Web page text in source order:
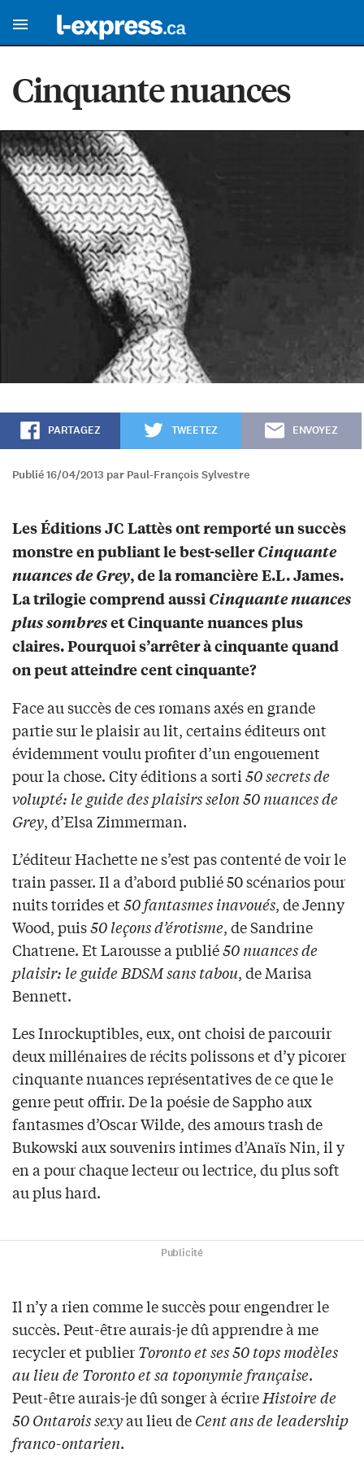
Cinquante nuances
PARTAGEZ TWEETEZ ENVOYEZ
Publié 16/04/2013 par Paul-François Sylvestre
Les Éditions JC Lattès ont remporté un succès
monstre en publiant le best-sellerCinquante
nuances de Grey, de la romancière E.L. James.
La trilogie comprend aussi Cinquante nuances
plus sombreset Cinquante nuances plus
claires. Pourquoi s’arrêter à cinquante quand
on peut atteindre cent cinquante?
Face au succès de ces romans axés en grande
partie sur le plaisir au lit, certains éditeurs ont
évidemment voulu profiter d’un engouement
pour la chose. City éditions a sorti50 secrets de
volupté: le guide des plaisirs selon 50 nuances de
Grey, d’Elsa Zimmerman.
L’éditeur Hachette ne s’est pas contenté de voir le
train passer. Il a d’abord publié 50 scénarios pour
nuits torrides et50 fantasmes inavoués, de Jenny
Wood, puis50 leçons d’érotisme, de Sandrine
Chatrene. Et Larousse a publié50 nuances de
plaisir: le guide BDSM sans tabou, de Marisa
Bennett.
Les Inrockuptibles, eux, ont choisi de parcourir
deux millénaires de récits polissons et d’y picorer
cinquante nuances représentatives de ce que le
genre peut offrir. De la poésie de Sappho aux
fantasmes d’Oscar Wilde, des amours trash de
Bukowski aux souvenirs intimes d’Anaïs Nin, il y
en a pour chaque lecteur ou lectrice, du plus soft
au plus hard.
Publicité
Il n’y a rien comme le succès pour engendrer le
succès. Peut-être aurais-je dû apprendre à me
recycler et publierToronto et ses 50 tops modèles
au lieu de Toronto et sa toponymie française.
Peut-être aurais-je dû songer à écrireHistoire de
50 Ontarois sexyau lieu deCent ans de leadership
franco-ontarien.